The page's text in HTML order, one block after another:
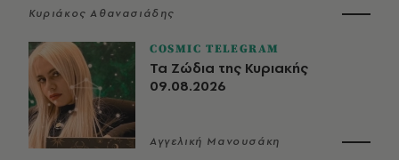
Κυριάκος Αθανασιάδης
COSMIC TELEGRAM
Τα Ζώδια της Κυριακής
09.08.2026
Αγγελική Μανουσάκη